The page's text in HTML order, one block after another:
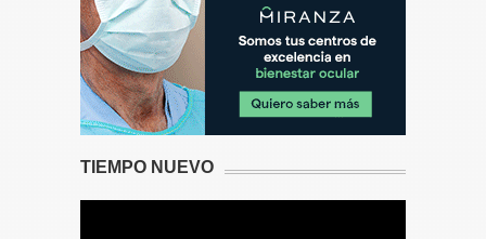
TIEMPO NUEVO